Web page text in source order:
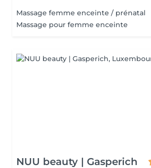
Massage femme enceinte / prénatal
Massage pour femme enceinte
NUU beauty | Gasperich